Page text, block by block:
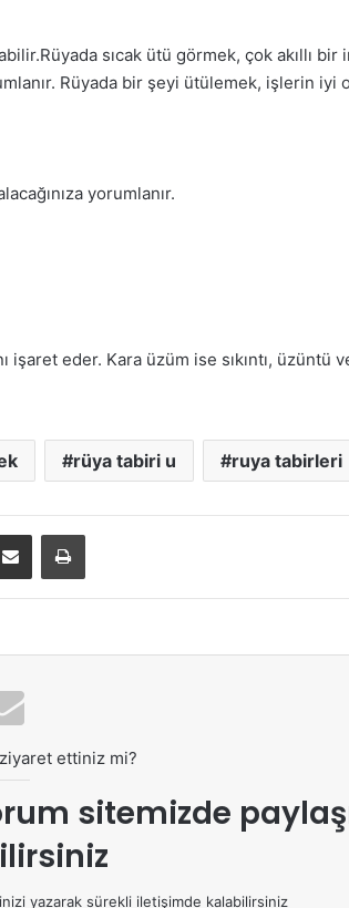
sıcak ütü görmek, çok akıllı
Rüyada bir şeyi ütülemek, işlerin iyi
yorumlanır.
eder. Kara üzüm ise sıkıntı, üzüntü
rüya tabiri u ruya tabirleri
ziyaret ettiniz mi?
sitemizde
yazarak sürekli iletişimde kalabilirsiniz